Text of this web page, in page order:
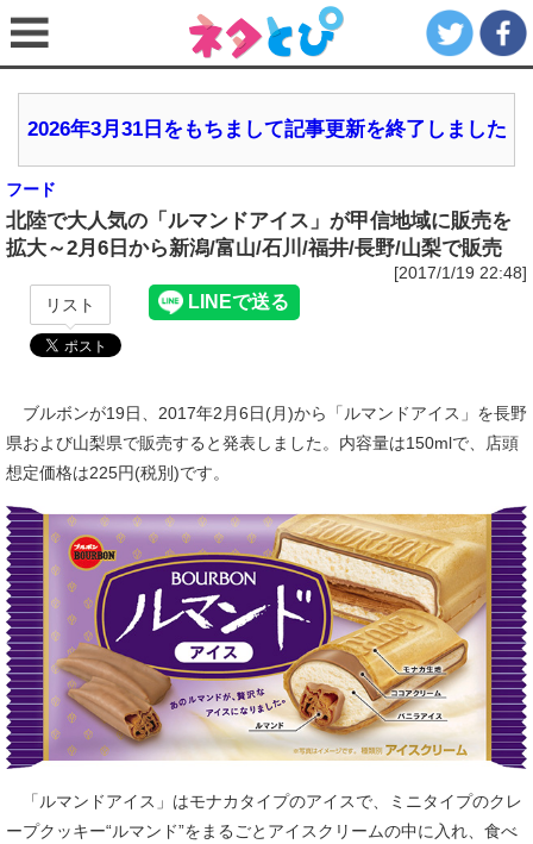
2026年3月31日をもちまして記事更新を終了しました
フード
北陸で大人気の「ルマンドアイス」が甲信地域に販売を
拡大～2月6日から新潟/富山/石川/福井/長野/山梨で販売
[2017/1/19 22:48]
リスト
ブルボンが19日、2017年2月6日(月)から「ルマンドアイス」を長野
県および山梨県で販売すると発表しました。内容量は150mlで、店頭
想定価格は225円(税別)です。
「ルマンドアイス」はモナカタイプのアイスで、ミニタイプのクレ
ープクッキー“ルマンド”をまるごとアイスクリームの中に入れ、食べ